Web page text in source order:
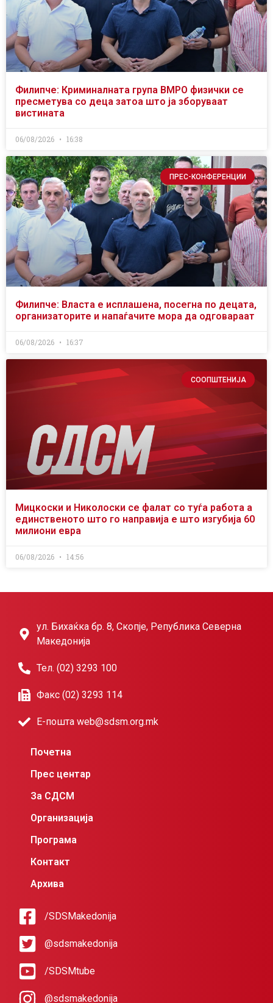
Филипче: Криминалната група ВМРО физички се
пресметува со деца затоа што ја зборуваат
вистината
06/08/2026 16:38
ПРЕС-КОНФЕРЕНЦИИ
Филипче: Власта е исплашена, посегна по децата,
организаторите и напаѓачите мора да одговараат
06/08/2026 16:37
СООПШТЕНИЈА
Мицкоски и Николоски се фалат со туѓа работа а
единственото што го направија е што изгубија 60
милиони евра
06/08/2026 14:56
ул. Бихаќка бр. 8, Скопје, Република Северна
Македонија
Тел. (02) 3293 100
Факс (02) 3293 114
Е-пошта web@sdsm.org.mk
Почетна
Прес центар
За СДСМ
Организација
Програма
Контакт
Архива
/SDSMakedonija
@sdsmakedonija
/SDSMtube
@sdsmakedonija